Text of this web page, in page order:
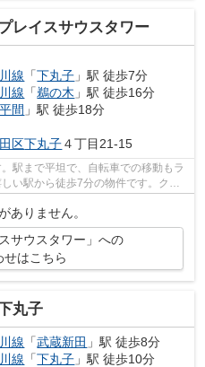
レイスサウスタワー
線 「下丸子 」駅 徒歩7分
線 「鵜の木 」駅 徒歩16分
平間 」駅 徒歩18分
区下丸子４丁目21-15
駅まで平坦で、自転車での移動もラ
い駅から徒歩7分の物件です。クレ
...
ありません。
サウスタワー」への
せはこちら
丸子
線 「武蔵新田 」駅 徒歩8分
線 「下丸子 」駅 徒歩10分